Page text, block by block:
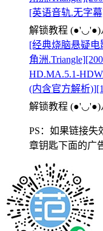
[英语音轨.无字
解锁教程 (●'◡'●)
[经典烧脑悬疑电
角洲
HD.MA.5.1-
(内含官方解析
解锁教程 (●'◡'●)
PS：如果链接失
章钥匙下面的广